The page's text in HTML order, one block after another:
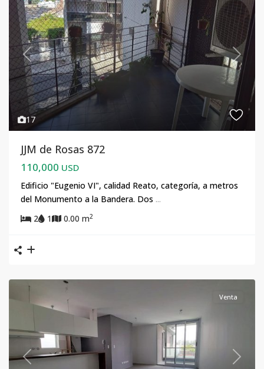
17
Previous Next
JJM de Rosas 872
110,000 USD
Edificio "Eugenio VI", calidad Reato, categoría, a metros
del Monumento a la Bandera. Dos ...
2
1 0.00 m2
Previous Next
Venta